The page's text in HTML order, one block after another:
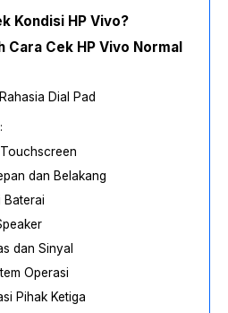
Kondisi HP Vivo?
Cara Cek HP Vivo Normal
Dial Pad
dan Belakang
Baterai
dan Sinyal
Operasi
Pihak Ketiga